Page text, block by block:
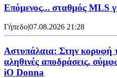
Επόμενος... σταθμός MLS
Γήπεδο|07.08.2026 21:28
Αστυπάλαια: Στην κορυφή
αληθινές αποδράσεις,
iO Donna